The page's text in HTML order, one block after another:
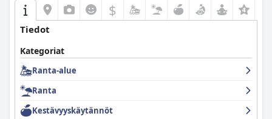
$
Tiedot
Kategoriat
Ranta-alue
Ranta
Kestävyyskäytännöt